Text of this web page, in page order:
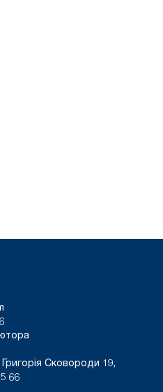
Григорія Сковороди 19,
66